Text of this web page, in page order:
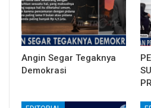
Angin Segar Tegaknya
Demokrasi